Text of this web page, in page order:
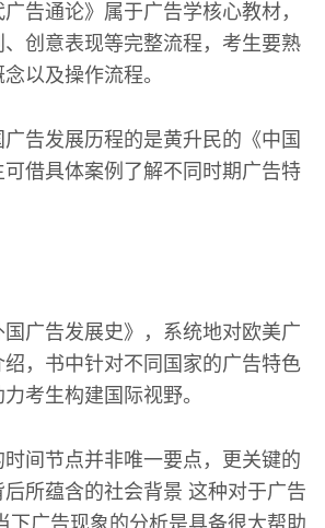
告通论》属于广告学核心教材，
创意表现等完整流程，考生要熟
以及操作流程。
告发展历程的是黄升民的《中国
借具体案例了解不同时期广告特
广告发展史》，系统地对欧美广
，书中针对不同国家的广告特色
考生构建国际视野。
间节点并非唯一要点，更关键的
所蕴含的社会背景 这种对于广告
下广告现象的分析是具备很大帮助